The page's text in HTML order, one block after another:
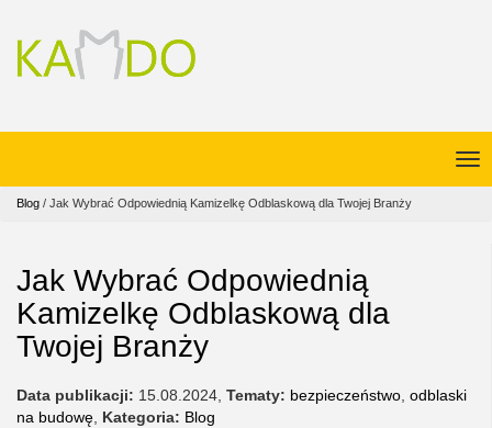
Blog / Jak Wybrać Odpowiednią Kamizelkę Odblaskową dla Twojej Branży
Jak Wybrać Odpowiednią
Kamizelkę Odblaskową dla
Twojej Branży
Data publikacji: 15.08.2024 Tematy: bezpieczeństwo odblaski
na budowę Kategoria: Blog